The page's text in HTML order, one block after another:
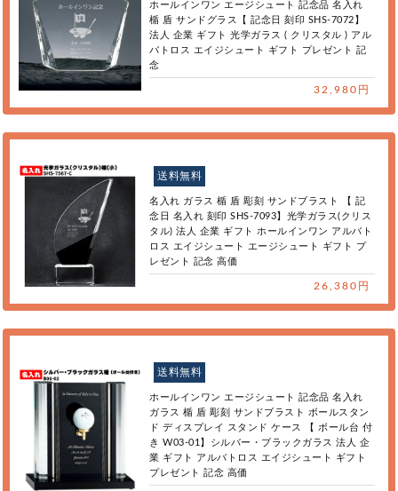
ホールインワン エージシュート 記念品 名入れ
楯 盾 サンドグラス【 記念日 刻印 SHS-7072】
法人 企業 ギフト 光学ガラス ( クリスタル ) アル
バトロス エイジシュート ギフト プレゼント 記
念
32,980円
送料無料
名入れ ガラス 楯 盾 彫刻 サンドブラスト 【 記
念日 名入れ 刻印 SHS-7093】光学ガラス(クリス
タル) 法人 企業 ギフト ホールインワン アルバト
ロス エイジシュート エージシュート ギフト プ
レゼント 記念 高価
26,380円
送料無料
ホールインワン エージシュート 記念品 名入れ
ガラス 楯 盾 彫刻 サンドブラスト ボールスタン
ド ディスプレイ スタンド ケース 【 ボール台 付
き W03-01】シルバー・ブラックガラス 法人 企
業 ギフト アルバトロス エイジシュート ギフト
プレゼント 記念 高価